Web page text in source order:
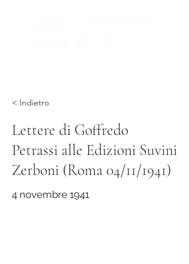
< Indietro
Lettere di Goffredo
Petrassi alle Edizioni Suvini
Zerboni (Roma 04/11/1941)
4 novembre 1941